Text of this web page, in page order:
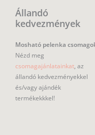
Állandó
kedvezmények
Mosható pelenka
Nézd meg
csomagajánlatainkat, az
állandó kedvezményekkel
és/vagy ajándék
termékekkkel!